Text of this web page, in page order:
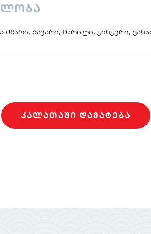
ძმარი, შაქარი, მარილი, ჯინჯერი,
ᲙᲐᲚᲐᲗᲐᲨᲘ ᲓᲐᲛᲐᲢᲔᲑᲐ